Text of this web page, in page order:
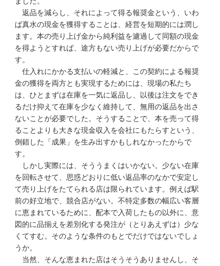
返品を減らし、それによって得る報奨金という、いわ
ば真水の現金を獲得することは、経営を短期的には潤し
ます。本の売り上げ金から純利益を濾過して同額の現金
を得ようとすれば、途方もない売り上げが必要だからで
す。
仕入れにかかる支払いの軽減と、この契約による報奨
金の獲得を両方とも実現するためには、現場の私たち
は、ひとまずは在庫を一気に返品し、以後は注文をでき
るだけ抑えて在庫を少なく維持して、無用の返品を出さ
ないことが必要でした。そうすることで、本を売って得
ることよりも大きな現金収入を会社にもたらすという、
倒錯した「成果」を生み出すかもしれなかったからで
す。
しかし実際には、そううまくはいかない。少ない在庫
を回転させて、思惑どおりに低い返品率のなかで安定し
て売り上げをたてられる店は限られています。例えば駅
前の好立地で、競合店がない。不特定多数の幅広い客層
に恵まれているために、配本で入荷したもの以外に、意
図的に品揃えを差別化する発注が（とりあえずは）少な
くてすむ。そのような条件のもとでだけではないでしょ
うか。
当然、そんな恵まれた店はそうそうありませんし、そ